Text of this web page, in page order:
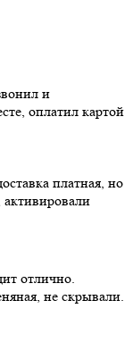
и
оплатил картой
платная, но
активировали
отлично.
не скрывали.